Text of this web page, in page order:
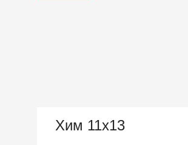
Хим 11х13